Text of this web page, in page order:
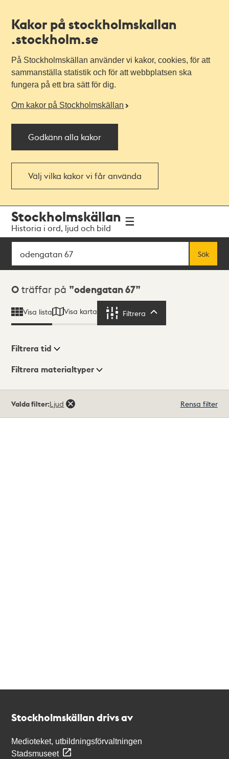
Kakor på stockholmskallan
.stockholm.se
På Stockholmskällan använder vi kakor, cookies, för att
sammanställa statistik och för att webbplatsen ska
fungera på ett bra sätt för dig.
Om kakor på Stockholmskällan
Godkänn alla kakor
Välj vilka kakor vi får använda
navigationen
huvudinnehållet
Stockholmskällan
Historia i ord, ljud och bild
Sök
Sök
Sökresultat
0 träffar på odengatan 67
Visa lista Visa karta Filtrera
Visningsläge
Filtrera tid
Filtrera materialtyper
träffar
Valda filter:Ljud Rensa filter
Stockholmskällan drivs av
Medioteket, utbildningsförvaltningen
Stadsmuseet